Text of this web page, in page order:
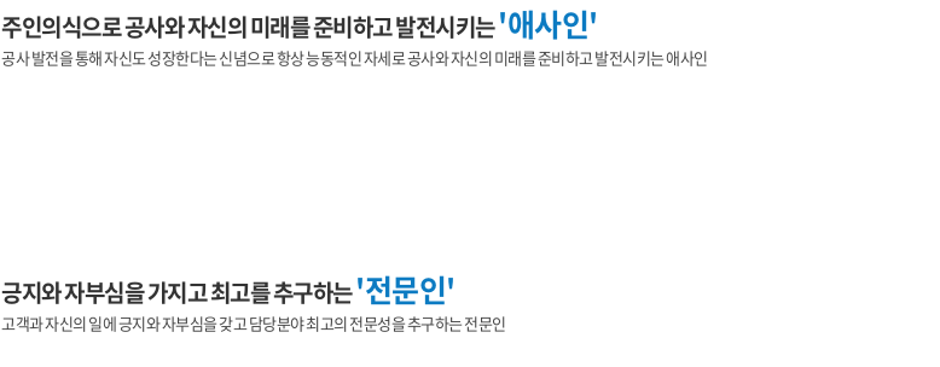
주인의식으로 공사와 자신의 미래를 준비하고 발전시키는'애사인'
공사 발전을 통해 자신도 성장한다는 신념으로 항상 능동적인 자세로 공사와 자신의 미래를 준비하고 발전시키는 애사인
긍지와 자부심을 가지고 최고를 추구하는'전문인'
고객과 자신의 일에 긍지와 자부심을 갖고 담당분야 최고의 전문성을 추구하는 전문인